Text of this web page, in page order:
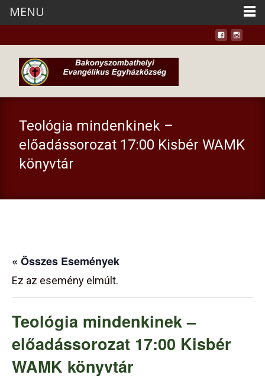
Teológia mindenkinek –
előadássorozat 17:00 Kisbér WAMK
könyvtár
« Összes Események
Ez az esemény elmúlt.
Teológia mindenkinek –
előadássorozat 17:00 Kisbér
WAMK könyvtár
MENU